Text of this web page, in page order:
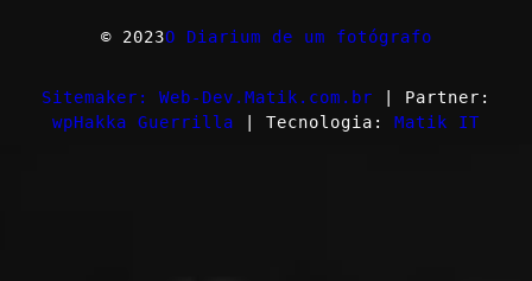
© 2023O Diarium de um fotógrafo
Sitemaker: Web-Dev.Matik.com.br | Partner:
wpHakka Guerrilla | Tecnologia: Matik IT